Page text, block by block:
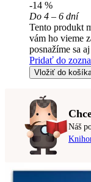
-14 %
Do 4 – 6 dní
Tento produkt
vám ho vieme
posnažíme sa
Pridať do
Vložiť do
Náš